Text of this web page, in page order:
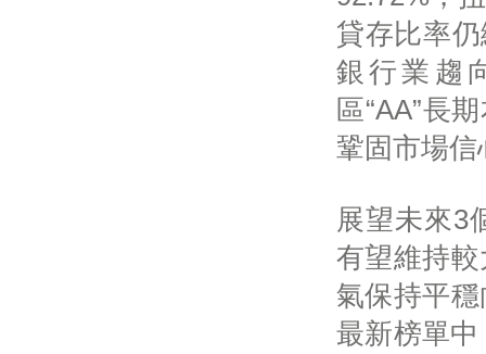
貸存比率
銀行業趨
區“AA”長
鞏固市場信
展望未來3
有望維持
氣保持平
最新榜單